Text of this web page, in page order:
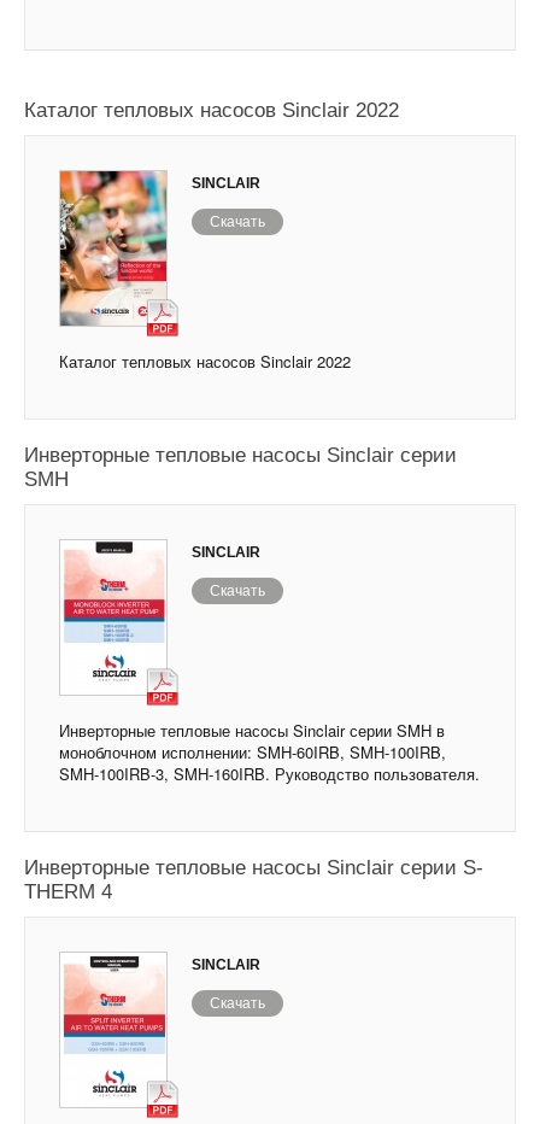
Каталог тепловых насосов Sinclair 2022
SINCLAIR
Скачать
Каталог тепловых насосов Sinclair 2022
Инверторные тепловые насосы Sinclair серии
SMH
SINCLAIR
Скачать
Инверторные тепловые насосы Sinclair серии SMH в
моноблочном исполнении: SMH-60IRB, SMH-100IRB,
SMH-100IRB-3, SMH-160IRB. Руководство пользователя.
Инверторные тепловые насосы Sinclair серии S-
THERM 4
SINCLAIR
Скачать